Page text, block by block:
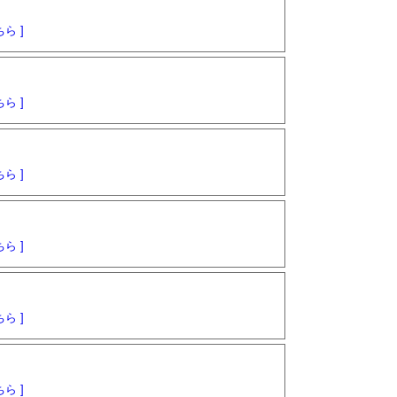
ら ]
ら ]
ら ]
ら ]
ら ]
ら ]